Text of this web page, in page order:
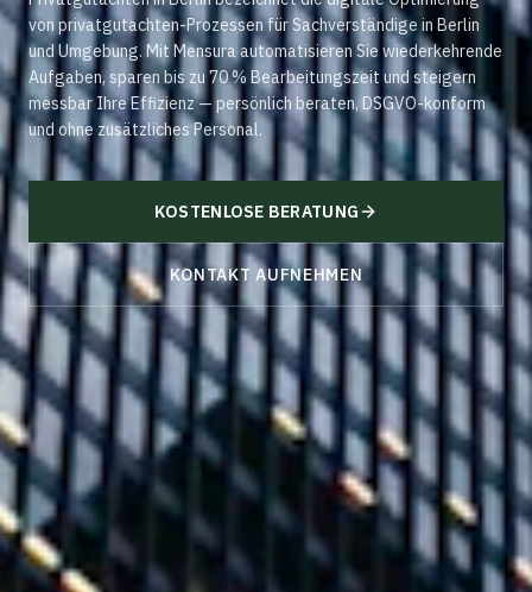
von privatgutachten-Prozessen für Sachverständige in Berlin
und Umgebung. Mit Mensuraautomatisieren Sie wiederkehrende
Aufgaben, sparen bis zu 70 % Bearbeitungszeit und steigern
messbar Ihre Effizienz — persönlich beraten, DSGVO-konform
und ohne zusätzliches Personal.
KOSTENLOSE BERATUNG
KONTAKT AUFNEHMEN